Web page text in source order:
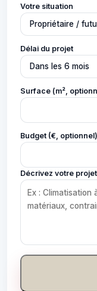
Votre situation
Délai du projet
Surface (m²,
Budget (€, optionnel)
Décrivez votre projet